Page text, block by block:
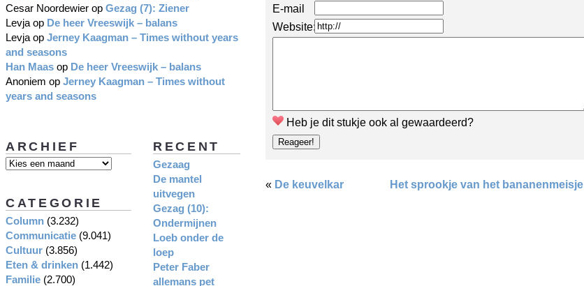
E-mail
Website:
Heb je dit stukje ook al gewaardeerd?
« De keuvelkar Het sprookje van het bananenmeisje
Cesar Noordewier op Gezag (7): Ziener
Levja op De heer Vreeswijk – balans
Levja op Jerney Kaagman – Times without years
and seasons
Han Maas op De heer Vreeswijk – balans
Anoniem op Jerney Kaagman – Times without
years and seasons
RECENT
Gezaag
De mantel
uitvegen
Gezag (10):
Ondermijnen
Loeb onder de
loep
Peter Faber
allemans pet
ARCHIEF
CATEGORIE
Column (3.232)
Communicatie (9.041)
Cultuur (3.856)
Eten & drinken (1.442)
Familie (2.700)